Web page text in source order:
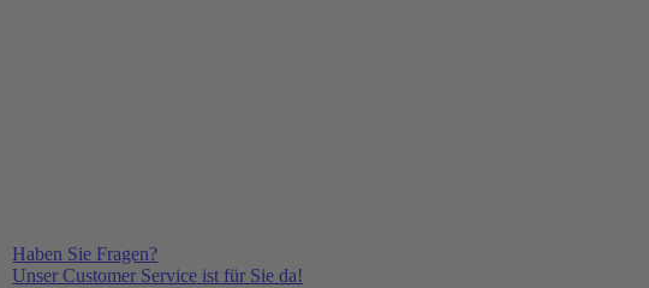
Haben Sie Fragen?
Unser Customer Service ist für Sie da!